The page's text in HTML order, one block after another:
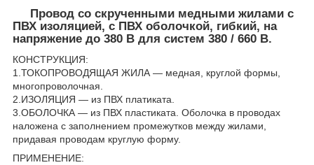
Провод со скрученными медными жилами с
ПВХ изоляцией, с ПВХ оболочкой, гибкий, на
напряжение до 380 В для систем 380 / 660 В.
КОНСТРУКЦИЯ:
1.ТОКОПРОВОДЯЩАЯ ЖИЛА — медная, круглой формы,
многопроволочная.
2.ИЗОЛЯЦИЯ — из ПВХ платиката.
3.ОБОЛОЧКА — из ПВХ пластиката. Оболочка в проводах
наложена с заполнением промежутков между жилами,
придавая проводам круглую форму.
ПРИМЕНЕНИЕ: